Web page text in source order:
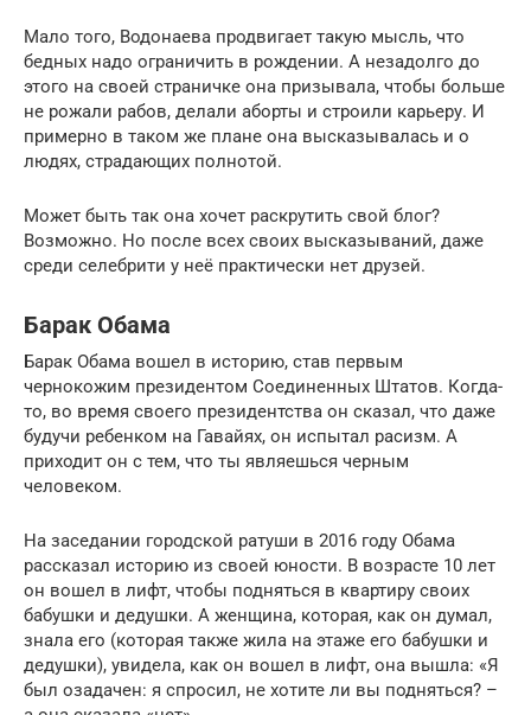
Мало того, Водонаева продвигает такую мысль, что
бедных надо ограничить в рождении. А незадолго до
этого на своей страничке она призывала, чтобы больше
не рожали рабов, делали аборты и строили карьеру. И
примерно в таком же плане она высказывалась и о
людях, страдающих полнотой.
Может быть так она хочет раскрутить свой блог?
Возможно. Но после всех своих высказываний, даже
среди селебрити у неё практически нет друзей.
Барак Обама
Барак Обама вошел в историю, став первым
чернокожим президентом Соединенных Штатов. Когда-
то, во время своего президентства он сказал, что даже
будучи ребенком на Гавайях, он испытал расизм. А
приходит он с тем, что ты являешься черным
человеком.
На заседании городской ратуши в 2016 году Обама
рассказал историю из своей юности. В возрасте 10 лет
он вошел в лифт, чтобы подняться в квартиру своих
бабушки и дедушки. А женщина, которая, как он думал,
знала его (которая также жила на этаже его бабушки и
дедушки), увидела, как он вошел в лифт, она вышла: «Я
был озадачен: я спросил, не хотите ли вы подняться? –